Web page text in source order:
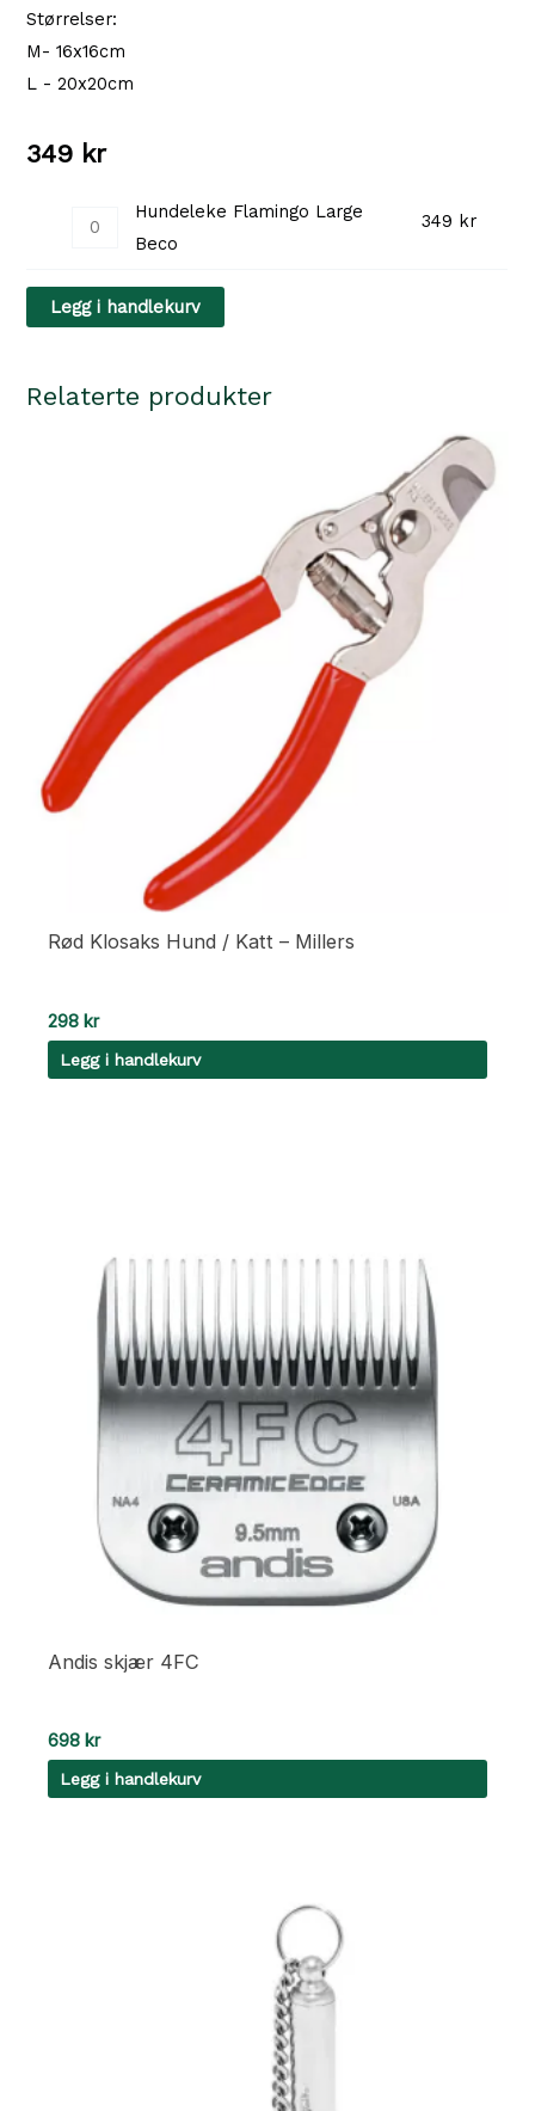
Størrelser:
M- 16x16cm
L - 20x20cm
349 kr
Hundeleke
Large
Beco
Hundeleke Flamingo Large
Beco
349 kr
Legg i handlekurv
Relaterte produkter
Rød Klosaks Hund / Katt – Millers
298 kr
Legg i handlekurv
Andis skjær 4FC
698 kr
Legg i handlekurv